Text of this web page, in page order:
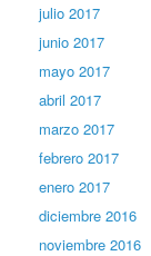
julio 2017
junio 2017
mayo 2017
abril 2017
marzo 2017
febrero 2017
enero 2017
diciembre 2016
noviembre 2016